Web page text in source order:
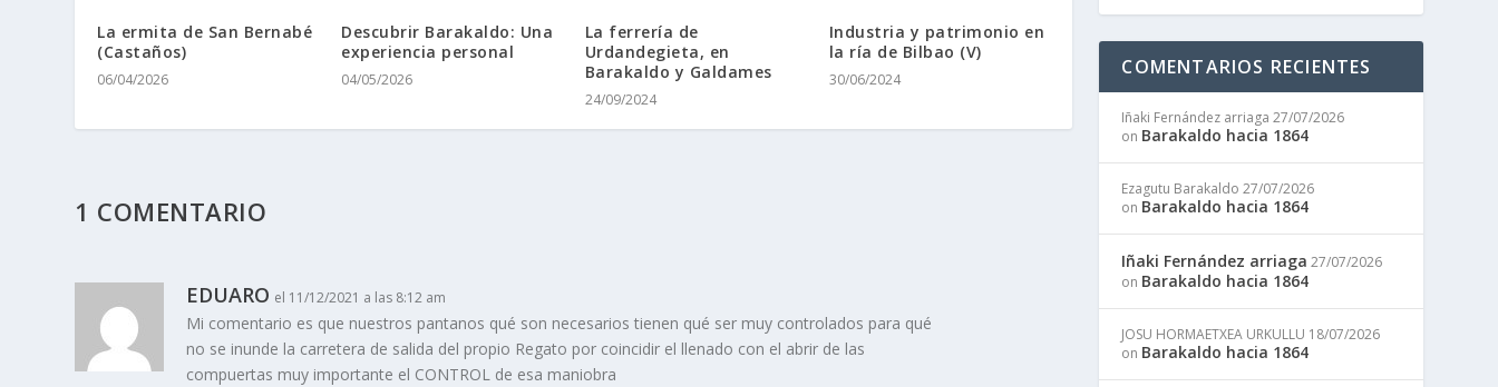
La ermita de San Bernabé
(Castaños)
06/04/2026
Descubrir Barakaldo: Una
experiencia personal
04/05/2026
La ferrerí­a de
Urdandegieta, en
Barakaldo y Galdames
24/09/2024
Industria y patrimonio en
la rí­a de Bilbao (V)
30/06/2024
1 COMENTARIO
EDUARO el 11/12/2021 a las 8:12 am
Mi comentario es que nuestros pantanos qué son necesarios tienen qué ser muy controlados para qué
no se inunde la carretera de salida del propio Regato por coincidir el llenado con el abrir de las
compuertas muy importante el CONTROL de esa maniobra
COMENTARIOS RECIENTES
Iñaki Fernández arriaga 27/07/2026
on Barakaldo hacia 1864
Ezagutu Barakaldo 27/07/2026
on Barakaldo hacia 1864
Iñaki Fernández arriaga 27/07/2026
on Barakaldo hacia 1864
JOSU HORMAETXEA URKULLU 18/07/2026
on Barakaldo hacia 1864